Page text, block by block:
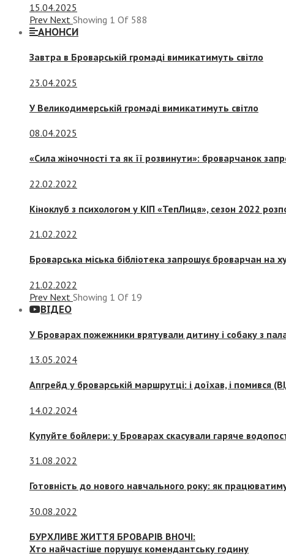
15.04.2025
Prev Next Showing 1 Of 588
АНОНСИ
Завтра в Броварській громаді вимикатимуть світло
23.04.2025
У Великодимерській громаді вимикатимуть світло
08.04.2025
«Сила жіночності та як її розвинути»: броварчанок
22.02.2022
Кіноклуб з психологом у КІП «ТепЛиця», сезон 2022
21.02.2022
Броварська міська бібліотека запрошує броварчан
21.02.2022
Prev Next Showing 1 Of 19
ВІДЕО
У Броварах пожежники врятували дитину і собаку з
13.05.2024
Апгрейд у броварській маршрутці: і доїхав, і помився
14.02.2024
Купуйте бойлери: у Броварах скасували гаряче
31.08.2022
Готовність до нового навчального року: як
30.08.2022
БУРХЛИВЕ ЖИТТЯ БРОВАРІВ ВНОЧІ:
Хто найчастіше порушує комендантську годину